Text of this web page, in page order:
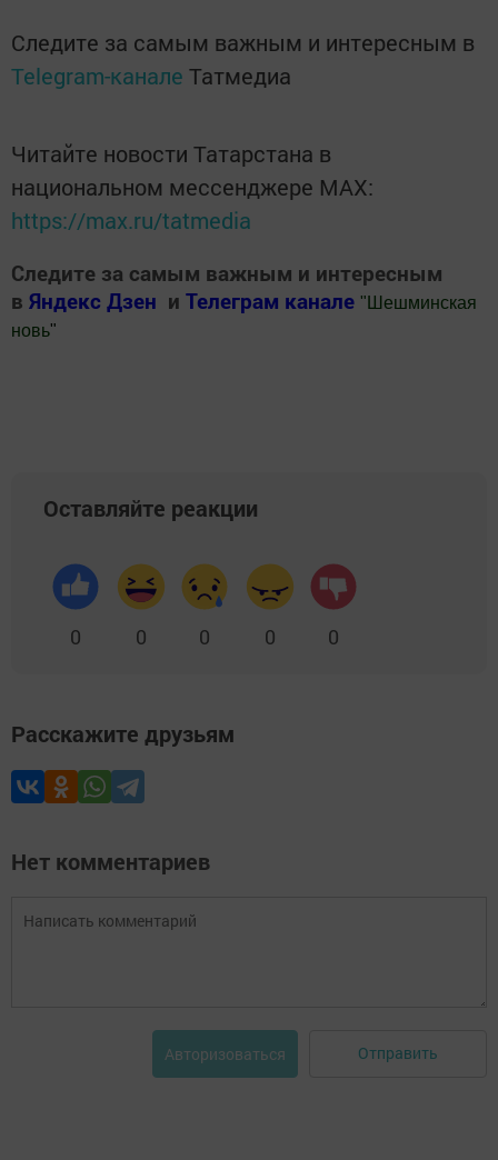
Следите за самым важным и интересным в
Telegram-канале Татмедиа
Читайте новости Татарстана в
национальном мессенджере MАХ:
https://max.ru/tatmedia
Следите за самым важным и интересным
в Яндекс Дзен и Телеграм канале " Шешминская
новь"
Оставляйте реакции
0 0 0 0 0
Расскажите друзьям
Нет комментариев
Авторизоваться Отправить